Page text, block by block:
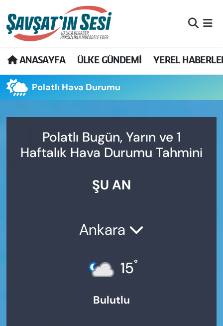
ANASAYFA ÜLKE GÜNDEMİ YEREL
Polatlı Hava Durumu
Polatlı Bugün, Yarın ve 1
Haftalık Hava Durumu Tahmini
ŞU AN
Ankara
15°
Bulutlu
Artvin Nöbetçi Eczaneler
Artvin Hava Durumu
Artvin Namaz Vakitleri
Puan Durumu ve Fikstür
Son Dakika Haberleri